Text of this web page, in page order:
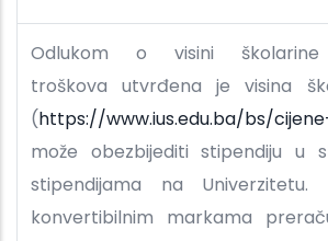
Odlukom o visini
troškova utvrđena je visina
(https://www.ius.edu.ba/bs/
može obezbijediti stipendiju u
stipendijama na
konvertibilnim markama